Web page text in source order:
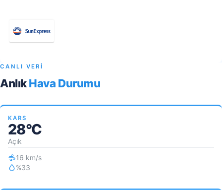
CANLI VERİ
AnlıkHava Durumu
KARS
28°C
Açık
16 km/s
%33